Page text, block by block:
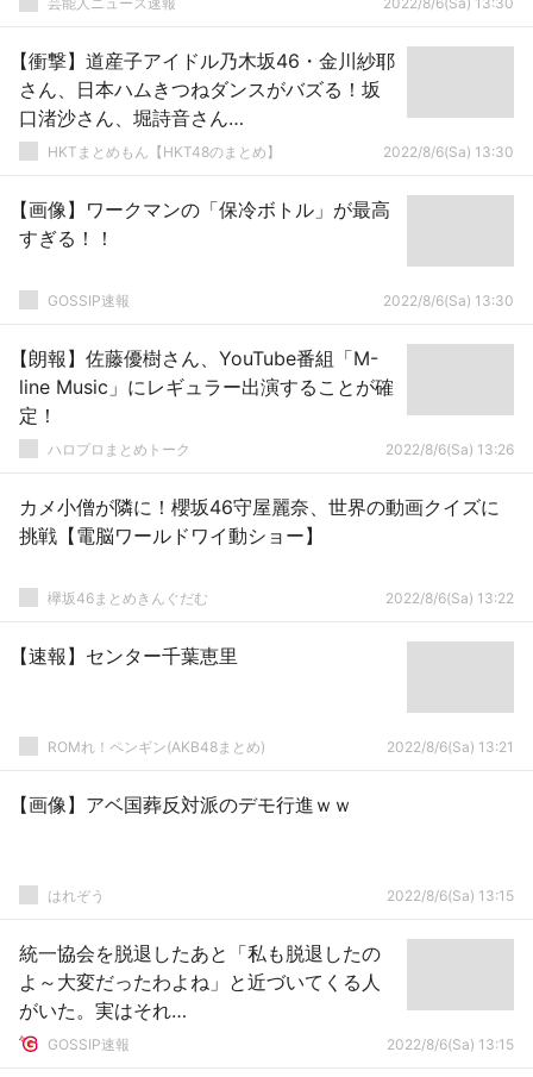
【衝撃】道産子アイドル乃木坂46・金川紗耶
さん、日本ハムきつねダンスがバズる！坂
口渚沙さん、堀詩音さん…
HKTまとめもん【HKT48のまとめ】 2022/8/6(Sa) 13:30
【画像】ワークマンの「保冷ボトル」が最高
すぎる！！
GOSSIP速報 2022/8/6(Sa) 13:30
【朗報】佐藤優樹さん、YouTube番組「M-
line Music」にレギュラー出演することが確
定！
ハロプロまとめトーク 2022/8/6(Sa) 13:26
カメ小僧が隣に！櫻坂46守屋麗奈、世界の動画クイズに
挑戦【電脳ワールドワイ動ショー】
欅坂46まとめきんぐだむ 2022/8/6(Sa) 13:22
【速報】センター千葉恵里
ROMれ！ペンギン(AKB48まとめ) 2022/8/6(Sa) 13:21
【画像】アベ国葬反対派のデモ行進ｗｗ
はれぞう 2022/8/6(Sa) 13:15
統一協会を脱退したあと「私も脱退したの
よ～大変だったわよね」と近づいてくる人
がいた。実はそれ…
GOSSIP速報 2022/8/6(Sa) 13:15